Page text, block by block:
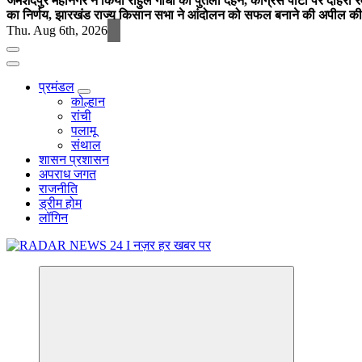
का निर्णय, झारखंड राज्य किसान सभा ने आंदोलन को सफल बनाने की अपील की
Thu. Aug 6th, 2026
प्रमंडल
कोल्हान
रांची
पलामू
संथाल
शासन प्रशासन
अपराध जगत
राजनीति
ड्रीम होम
लॉगिन